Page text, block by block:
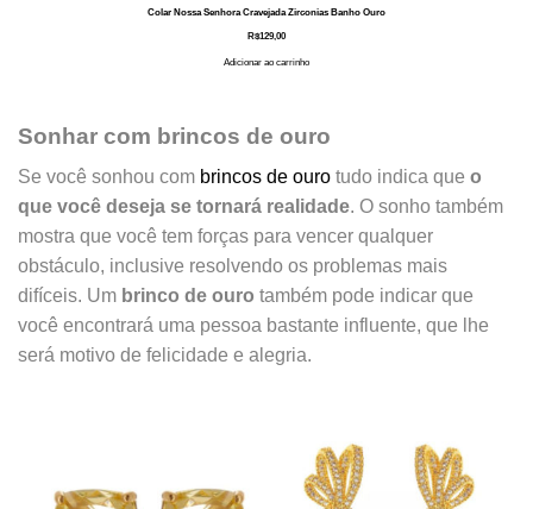
Colar Nossa Senhora Cravejada Zirconias Banho Ouro
R$129,00
Adicionar ao carrinho
Sonhar com brincos de ouro
Se você sonhou com brincos de ouro tudo indica que o
que você deseja se tornará realidade. O sonho também
mostra que você tem forças para vencer qualquer
obstáculo, inclusive resolvendo os problemas mais
difíceis. Um brinco de ouro também pode indicar que
você encontrará uma pessoa bastante influente, que lhe
será motivo de felicidade e alegria.